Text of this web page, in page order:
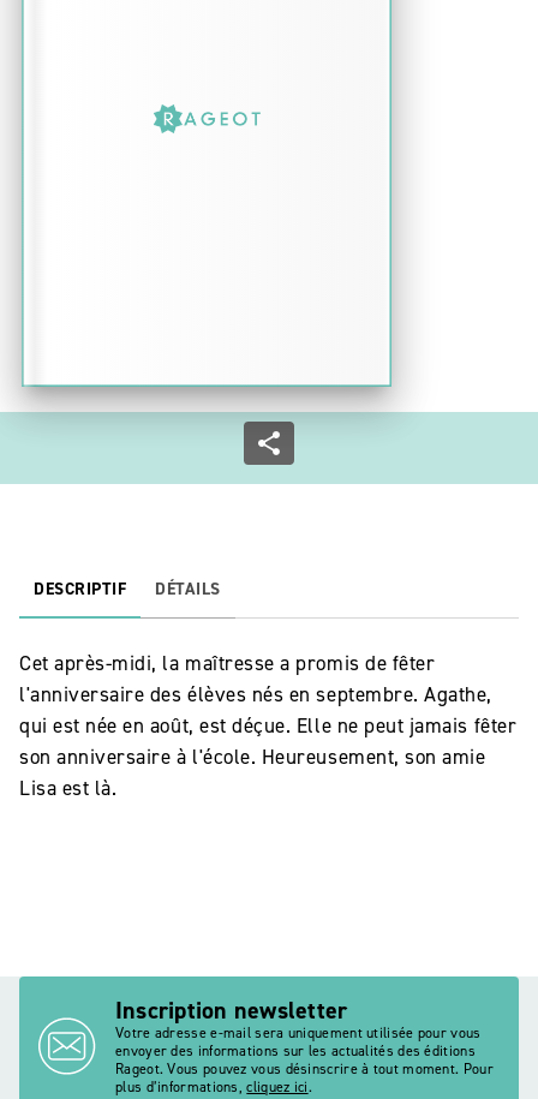
DESCRIPTIF DÉTAILS
Cet après-midi, la maîtresse a promis de fêter
l'anniversaire des élèves nés en septembre. Agathe,
qui est née en août, est déçue. Elle ne peut jamais fêter
son anniversaire à l'école. Heureusement, son amie
Lisa est là.
Inscription newsletter
Votre adresse e-mail sera uniquement utilisée pour vous
envoyer des informations sur les actualités des éditions
Rageot. Vous pouvez vous désinscrire à tout moment. Pour
plus d’informations,cliquez ici.